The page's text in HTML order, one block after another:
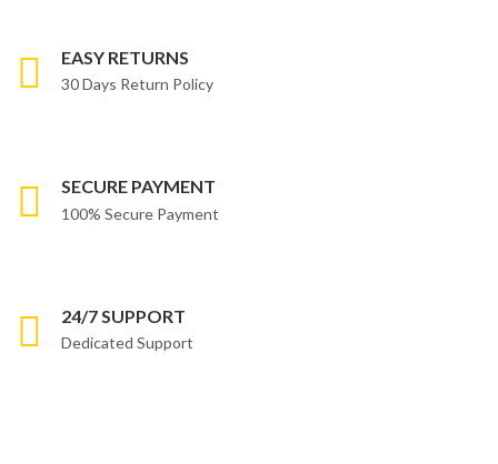
EASY RETURNS
30 Days Return Policy
SECURE PAYMENT
100% Secure Payment
24/7 SUPPORT
Dedicated Support